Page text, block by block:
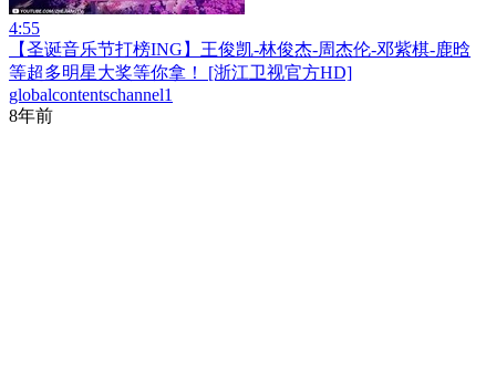
4:55
【圣诞音乐节打榜ING】王俊凯-林俊杰-周杰伦-邓紫棋-鹿晗
等超多明星大奖等你拿！ [浙江卫视官方HD]
globalcontentschannel1
8年前